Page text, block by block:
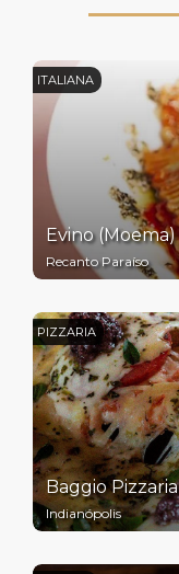
ITALIANA
Evino (Moema)
Recanto Paraíso
PIZZARIA
Baggio Pizzaria
Indianópolis